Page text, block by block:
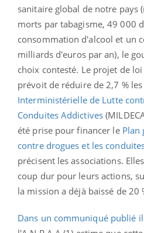
sanitaire global de notre pays
morts par tabagisme, 49 000
consommation d'alcool et un
milliards d'euros par an), le
choix contesté. Le projet de
prévoit de réduire de 2,7 %
Interministérielle de Lutte
Conduites Addictives
été prise pour financer le Plan
contre drogues et les
précisent les associations.
coup dur pour leurs actions,
la mission a déjà baissé de 20
Dans un communiqué publié